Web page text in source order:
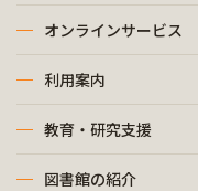
オンラインサービス
利用案内
教育・研究支援
図書館の紹介